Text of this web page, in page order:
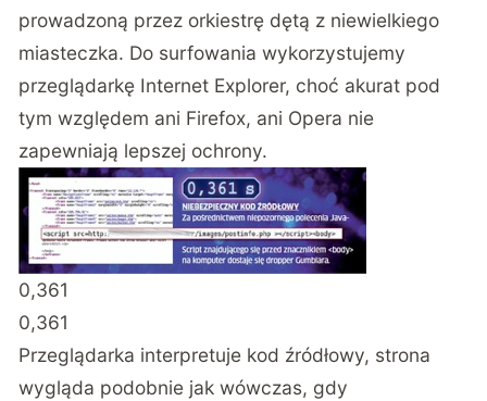
prowadzoną przez orkiestrę dętą z niewielkiego
miasteczka. Do surfowania wykorzystujemy
przeglądarkę Internet Explorer, choć akurat pod
tym względem ani Firefox, ani Opera nie
zapewniają lepszej ochrony.
0,361
0,361
Przeglądarka interpretuje kod źródłowy, strona
wygląda podobnie jak wówczas, gdy